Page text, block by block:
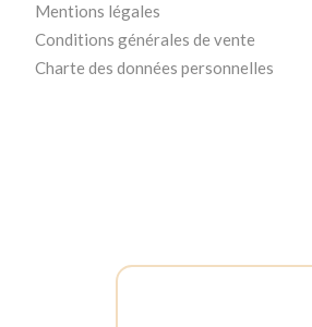
Mentions légales
Conditions générales de vente
Charte des données personnelles